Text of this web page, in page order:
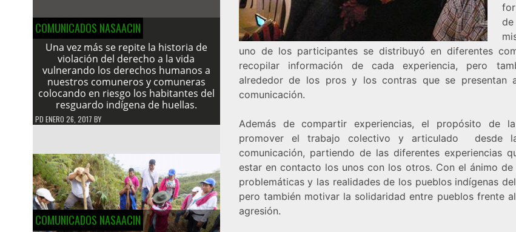
COMUNICADOS NASAACIN
Una vez más se repite la historia de
violación del derecho a la vida
vulnerando los derechos humanos a
nuestros comuneros y comuneras
colocando en riesgo los habitantes del
resguardo indígena de huellas.
PD ENERO 26, 2017 BY
COMUNICADOS NASAACIN
uno de los participantes se distribuyó en diferentes
recopilar información de cada experiencia, pero
alrededor de los pros y los contras que se presentan
comunicación.
Además de compartir experiencias, el propósito de
promover el trabajo colectivo y articulado desde
comunicación, partiendo de las diferentes experiencias
estar en contacto los unos con los otros. Con el ánimo
problemáticas y las realidades de los pueblos indígenas
pero también motivar la solidaridad entre pueblos frente
agresión.